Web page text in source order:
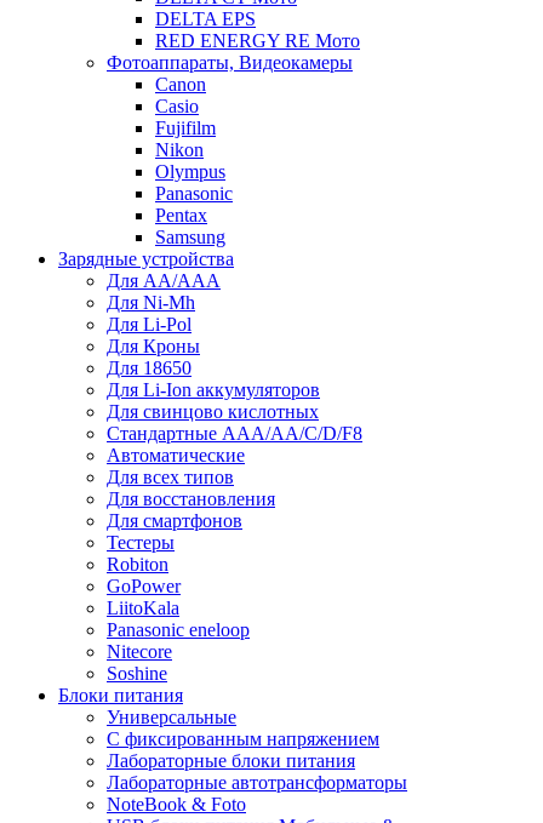
DELTA EPS
RED ENERGY RE Мото
Фотоаппараты, Видеокамеры
Canon
Casio
Fujifilm
Nikon
Olympus
Panasonic
Pentax
Samsung
Зарядные устройства
Для AA/AAA
Для Ni-Mh
Для Li-Pol
Для Кроны
Для 18650
Для Li-Ion аккумуляторов
Для свинцово кислотных
Стандартные ААА/АА/С/D/F8
Автоматические
Для всех типов
Для восстановления
Для смартфонов
Тестеры
Robiton
GoPower
LiitoKala
Panasonic eneloop
Nitecore
Soshine
Блоки питания
Универсальные
C фиксированным напряжением
Лабораторные блоки питания
Лабораторные автотрансформаторы
NoteBook & Foto